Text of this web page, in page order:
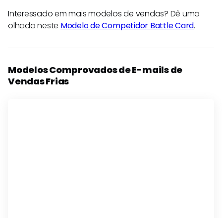
Interessado em mais modelos de vendas? Dê uma
olhada neste Modelo de Competidor Battle Card.
Modelos Comprovados de E-mails de
Vendas Frias